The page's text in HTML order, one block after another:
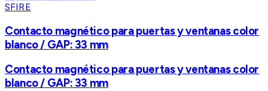
SFIRE
Contacto magnético para puertas y ventanas color
blanco / GAP: 33 mm
Contacto magnético para puertas y ventanas color
blanco / GAP: 33 mm